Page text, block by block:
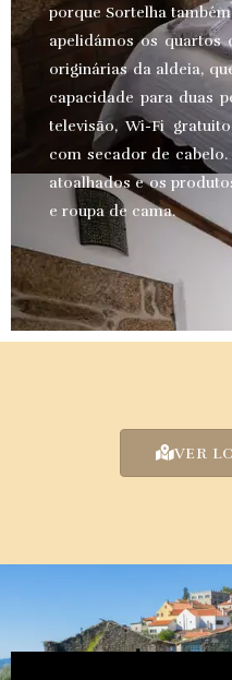
porque Sortelha
apelidámos os quartos
originárias da aldeia,
capacidade para duas
televisão, Wi-Fi
com secador de
atoalhados e os
e roupa de cama.
VER